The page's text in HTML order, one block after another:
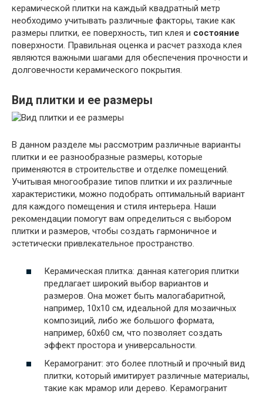
керамической плитки на каждый квадратный метр
необходимо учитывать различные факторы, такие как
размеры плитки, ее поверхность, тип клея и состояние
поверхности. Правильная оценка и расчет разхода клея
являются важными шагами для обеспечения прочности и
долговечности керамического покрытия.
Вид плитки и ее размеры
В данном разделе мы рассмотрим различные варианты
плитки и ее разнообразные размеры, которые
применяются в строительстве и отделке помещений.
Учитывая многообразие типов плитки и их различные
характеристики, можно подобрать оптимальный вариант
для каждого помещения и стиля интерьера. Наши
рекомендации помогут вам определиться с выбором
плитки и размеров, чтобы создать гармоничное и
эстетически привлекательное пространство.
Керамическая плитка: данная категория плитки
предлагает широкий выбор вариантов и
размеров. Она может быть малогабаритной,
например, 10х10 см, идеальной для мозаичных
композиций, либо же большого формата,
например, 60х60 см, что позволяет создать
эффект простора и универсальности.
Керамогранит: это более плотный и прочный вид
плитки, который имитирует различные материалы,
такие как мрамор или дерево. Керамогранит